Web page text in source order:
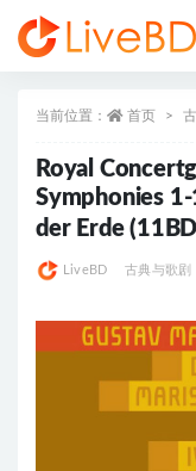
当前位置： 首页
Royal
Symphonies
der Erde
LiveBD 古典与歌剧